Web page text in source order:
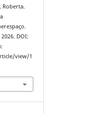
Roberta.
2026. DOI:
view/1